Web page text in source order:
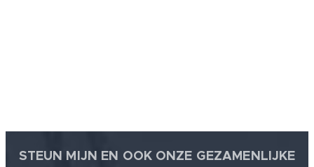
STEUN MIJN EN OOK ONZE GEZAMENLIJKE